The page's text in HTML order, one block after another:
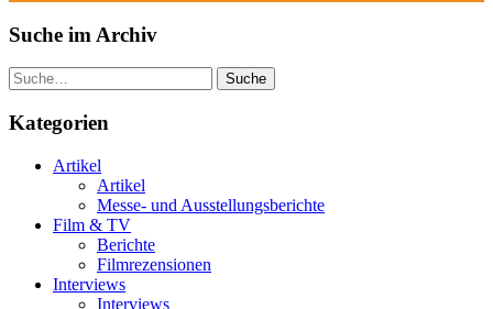
Suche im Archiv
Suche
Kategorien
Artikel
Artikel
Messe- und Ausstellungsberichte
Film & TV
Berichte
Filmrezensionen
Interviews
Interviews